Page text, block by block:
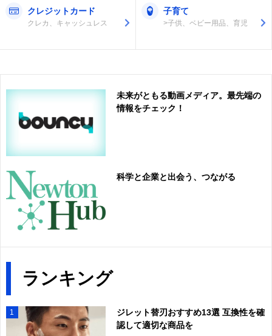
クレジットカード
クレカ、キャッシュレス
子育て
>子供、ベビー用品、育児
未来がともる動画メディア。最先端の
情報をチェック！
科学と企業と出会う、つながる
ランキング
1
ジレット替刃おすすめ13選 互換性を確
認して適切な商品を